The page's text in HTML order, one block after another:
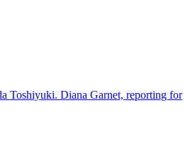
Diana Garnet, reporting for